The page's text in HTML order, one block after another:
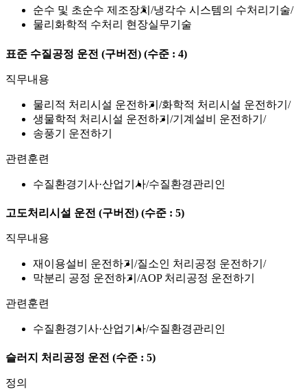
순수 및 초순수 제조장치 냉각수 시스템의 수처리기술
물리화학적 수처리 현장실무기술
표준 수질공정 운전 (구버전) (수준 : 4)
직무내용
물리적 처리시설 운전하기
화학적 처리시설 운전하기
생물학적 처리시설 운전하기
기계설비 운전하기
송풍기 운전하기
관련훈련
수질환경기사·산업기사 수질환경관리인
고도처리시설 운전 (구버전) (수준 : 5)
직무내용
재이용설비 운전하기
질소인 처리공정 운전하기
막분리 공정 운전하기
AOP 처리공정 운전하기
관련훈련
수질환경기사·산업기사 수질환경관리인
슬러지 처리공정 운전 (수준 : 5)
정의